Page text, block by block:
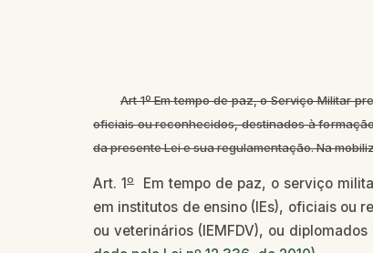
Art 1º Em tempo de paz, o Serviço Militar
oficiais ou reconhecidos, destinados à
da presente Lei e sua regulamentação. Na
Art. 1o
Em tempo de paz, o serviço
em institutos de ensino (IEs), oficiais ou
ou veterinários (IEMFDV), ou